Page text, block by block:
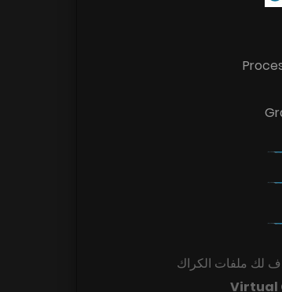
لك ملفات الكراك
Virtual